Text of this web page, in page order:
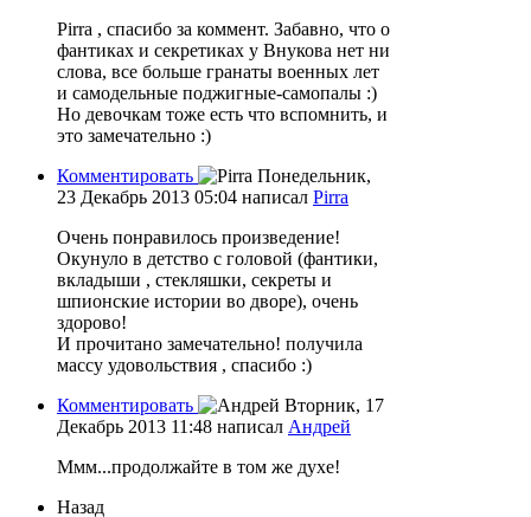
Pirra , спасибо за коммент. Забавно, что о
фантиках и секретиках у Внукова нет ни
слова, все больше гранаты военных лет
и самодельные поджигные-самопалы :)
Но девочкам тоже есть что вспомнить, и
это замечательно :)
Комментировать
Понедельник,
23 Декабрь 2013 05:04 написал Pirra
Очень понравилось произведение!
Окунуло в детство с головой (фантики,
вкладыши , стекляшки, секреты и
шпионские истории во дворе), очень
здорово!
И прочитано замечательно! получила
массу удовольствия , спасибо :)
Комментировать
Вторник, 17
Декабрь 2013 11:48 написал Андрей
Ммм...продолжайте в том же духе!
Назад